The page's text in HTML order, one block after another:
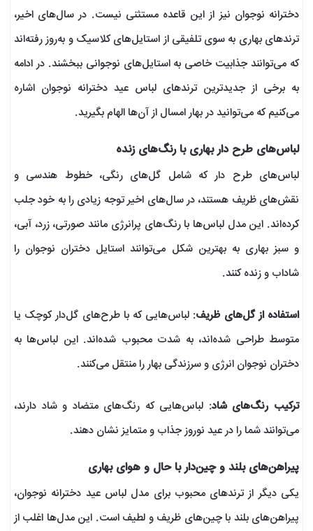
دخترانه نوجوان نیز از این قاعده مستثنی نیست. در سال‌های اخیر،
ترندهای بهاری به سوی تلفیقی از استایل‌های کلاسیک و به‌روز رفته‌اند
که می‌توانند جذابیت خاصی به استایل‌های نوجوانی ببخشند. در ادامه
به برخی از جدیدترین ترندهای لباس عید دخترانه نوجوان اشاره
می‌کنیم که می‌توانید در بهار امسال از آن‌ها الهام بگیرید.
لباس‌های طرح دار بهاری با رنگ‌های زنده
لباس‌های طرح دار که شامل گل‌های رنگی، خطوط هندسی و
نقش‌های ظریف هستند، در سال‌های اخیر توجه زیادی را به خود جلب
کرده‌اند. این مدل لباس‌ها با رنگ‌های پرانرژی مانند صورتی، زرد، آبی،
و سبز بهاری به بهترین شکل می‌توانند استایل دختران نوجوان را
شاداب و زنده کنند.
استفاده از گل‌های ظریف: لباس‌هایی که با طرح‌های گل‌دار کوچک یا
متوسط طراحی شده‌اند، به شدت محبوب شده‌اند. این لباس‌ها به
دختران نوجوان انرژی و سرزندگی بهار را منتقل می‌کنند.
ترکیب رنگ‌های شاد: لباس‌هایی که رنگ‌های متضاد و شاد دارند،
می‌توانند شما را در عید نوروز جذاب و متمایز نشان دهند.
پیراهن‌های بلند و چین‌دار با حال و هوای بهاری
یکی دیگر از ترندهای محبوب برای مدل لباس عید دخترانه نوجوان،
پیراهن‌های بلند با چین‌های ظریف و لطیف است. این مدل‌ها اغلب از